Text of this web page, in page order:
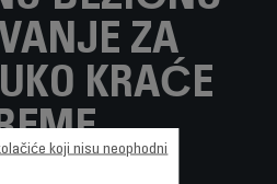
ZA
KRAĆE
koji nisu neophodni